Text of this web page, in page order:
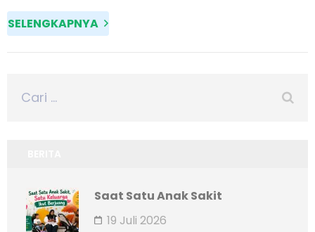
SELENGKAPNYA
untuk:
Saat Satu Anak Sakit
19 Juli 2026